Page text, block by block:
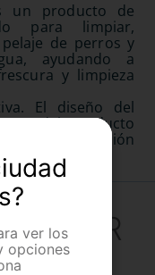
un producto de
para limpiar,
de perros y
ayudando a
y limpieza
El diseño del
del producto
o actualización
ver los
opciones